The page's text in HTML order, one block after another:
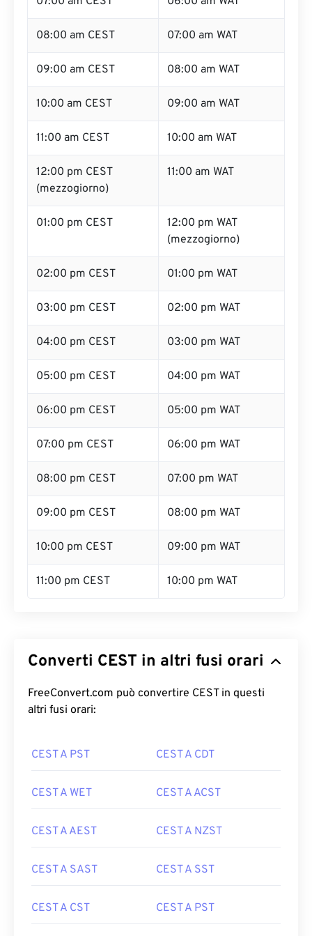
08:00 am CEST 07:00 am WAT
09:00 am CEST 08:00 am WAT
10:00 am CEST 09:00 am WAT
11:00 am CEST 10:00 am WAT
12:00 pm CEST
(mezzogiorno)
11:00 am WAT
01:00 pm CEST
12:00 pm WAT
(mezzogiorno)
02:00 pm CEST 01:00 pm WAT
03:00 pm CEST 02:00 pm WAT
04:00 pm CEST 03:00 pm WAT
05:00 pm CEST 04:00 pm WAT
06:00 pm CEST 05:00 pm WAT
07:00 pm CEST 06:00 pm WAT
08:00 pm CEST 07:00 pm WAT
09:00 pm CEST 08:00 pm WAT
10:00 pm CEST 09:00 pm WAT
11:00 pm CEST 10:00 pm WAT
Converti CEST in altri fusi orari
FreeConvert.com può convertire CEST in questi
altri fusi orari:
CEST A PST CEST A CDT
CEST A WET CEST A ACST
CEST A AEST CEST A NZST
CEST A SAST CEST A SST
CEST A CST CEST A PST